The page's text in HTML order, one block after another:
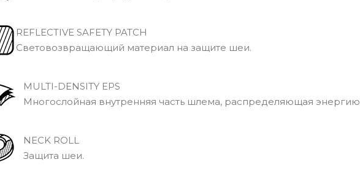
REFLECTIVE SAFETY PATCH
Световозвращающий материал на защите шеи.
MULTI-DENSITY EPS
Многослойная внутренняя часть шлема, распределяющая энергию
NECK ROLL
Защита шеи.